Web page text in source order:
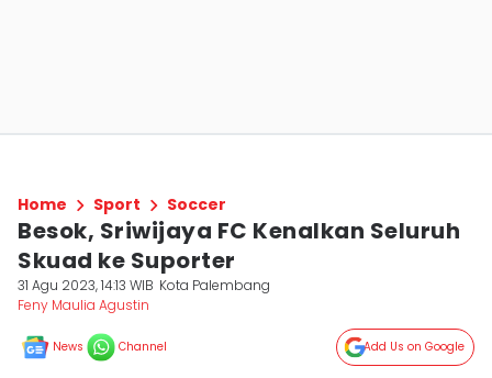
Home Sport Soccer
Besok, Sriwijaya FC Kenalkan Seluruh
Skuad ke Suporter
31 Agu 2023, 14:13 WIB Kota Palembang
Feny Maulia Agustin
News Channel Add Us on Google